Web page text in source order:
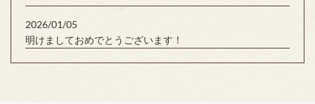
2026/01/05
明けましておめでとうございます！